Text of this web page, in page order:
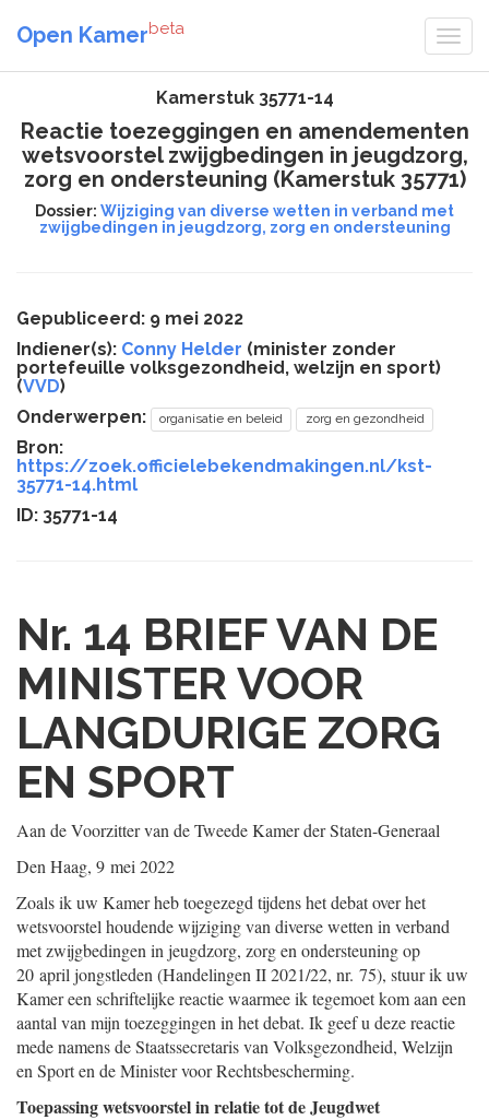
Open Kamerbeta
Kamerstuk 35771-14
Reactie toezeggingen en amendementen
wetsvoorstel zwijgbedingen in jeugdzorg,
zorg en ondersteuning (Kamerstuk 35771)
Dossier: Wijziging van diverse wetten in verband met
zwijgbedingen in jeugdzorg, zorg en ondersteuning
Gepubliceerd: 9 mei 2022
Indiener(s): Conny Helder (minister zonder
portefeuille volksgezondheid, welzijn en sport)
(VVD)
Onderwerpen:
organisatie en beleid zorg en gezondheid
Bron:
https://zoek.officielebekendmakingen.nl/kst-
35771-14.html
ID: 35771-14
Nr. 14 BRIEF VAN DE
MINISTER VOOR
LANGDURIGE ZORG
EN SPORT
Aan de Voorzitter van de Tweede Kamer der Staten-Generaal
Den Haag, 9 mei 2022
Zoals ik uw Kamer heb toegezegd tijdens het debat over het
wetsvoorstel houdende wijziging van diverse wetten in verband
met zwijgbedingen in jeugdzorg, zorg en ondersteuning op
20 april jongstleden (Handelingen II 2021/22, nr. 75), stuur ik uw
Kamer een schriftelijke reactie waarmee ik tegemoet kom aan een
aantal van mijn toezeggingen in het debat. Ik geef u deze reactie
mede namens de Staatssecretaris van Volksgezondheid, Welzijn
en Sport en de Minister voor Rechtsbescherming.
Toepassing wetsvoorstel in relatie tot de Jeugdwet